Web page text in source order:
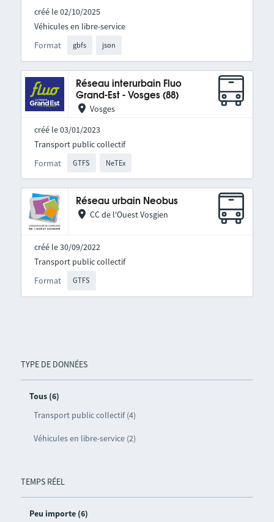
TYPE DE DONNÉES
Tous (6)
Transport public collectif (4)
Véhicules en libre-service (2)
TEMPS RÉEL
Peu importe (6)
créé le 02/10/2025
Format gbfs json
Véhicules en libre-service
Réseau interurbain Fluo
Grand-Est - Vosges (88)
Vosges
créé le 03/01/2023
Format GTFS NeTEx
Transport public collectif
Réseau urbain Neobus
CC de l'Ouest Vosgien
créé le 30/09/2022
Format GTFS
Transport public collectif